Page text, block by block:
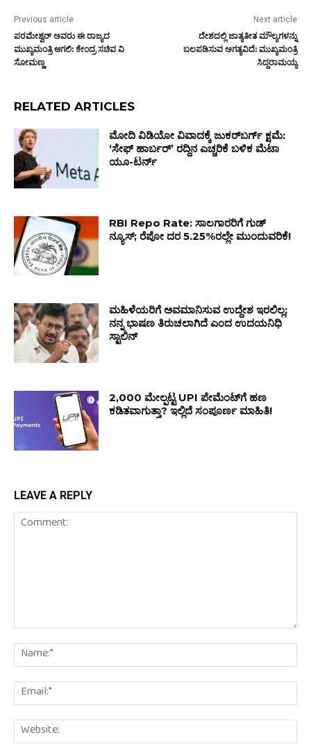
Previous article
ಪರಮೇಶ್ವರ್ ಅವರು ಈ ರಾಜ್ಯದ
ಮುಖ್ಯಮಂತ್ರಿ ಆಗಲಿ: ಕೇಂದ್ರ ಸಚಿವ ವಿ
ಸೋಮಣ್ಣ
Next article
ದೇಶದಲ್ಲಿ ಜಾತ್ಯತೀತ ಮೌಲ್ಯಗಳನ್ನು
ಬಲಪಡಿಸುವ ಅಗತ್ಯವಿದೆ: ಮುಖ್ಯಮಂತ್ರಿ
ಸಿದ್ದರಾಮಯ್ಯ
RELATED ARTICLES
ಮೋದಿ ವಿಡಿಯೋ ವಿವಾದಕ್ಕೆ ಜುಕರ್‌ಬರ್ಗ್ ಕ್ಷಮೆ:
‘ಸೇಫ್ ಹಾರ್ಬರ್’ ರದ್ದಿನ ಎಚ್ಚರಿಕೆ ಬಳಿಕ ಮೆಟಾ
ಯೂ-ಟರ್ನ್
RBI Repo Rate: ಸಾಲಗಾರರಿಗೆ ಗುಡ್
ನ್ಯೂಸ್; ರೆಪೋ ದರ 5.25%ರಲ್ಲೇ ಮುಂದುವರಿಕೆ!
ಮಹಿಳೆಯರಿಗೆ ಅವಮಾನಿಸುವ ಉದ್ದೇಶ ಇರಲಿಲ್ಲ;
ನನ್ನ ಭಾಷಣ ತಿರುಚಲಾಗಿದೆ ಎಂದ ಉದಯನಿಧಿ
ಸ್ಟಾಲಿನ್
2,000 ಮೇಲ್ಪಟ್ಟ UPI ಪೇಮೆಂಟ್‌ಗೆ ಹಣ
ಕಡಿತವಾಗುತ್ತಾ? ಇಲ್ಲಿದೆ ಸಂಪೂರ್ಣ ಮಾಹಿತಿ!
LEAVE A REPLY
Comment: